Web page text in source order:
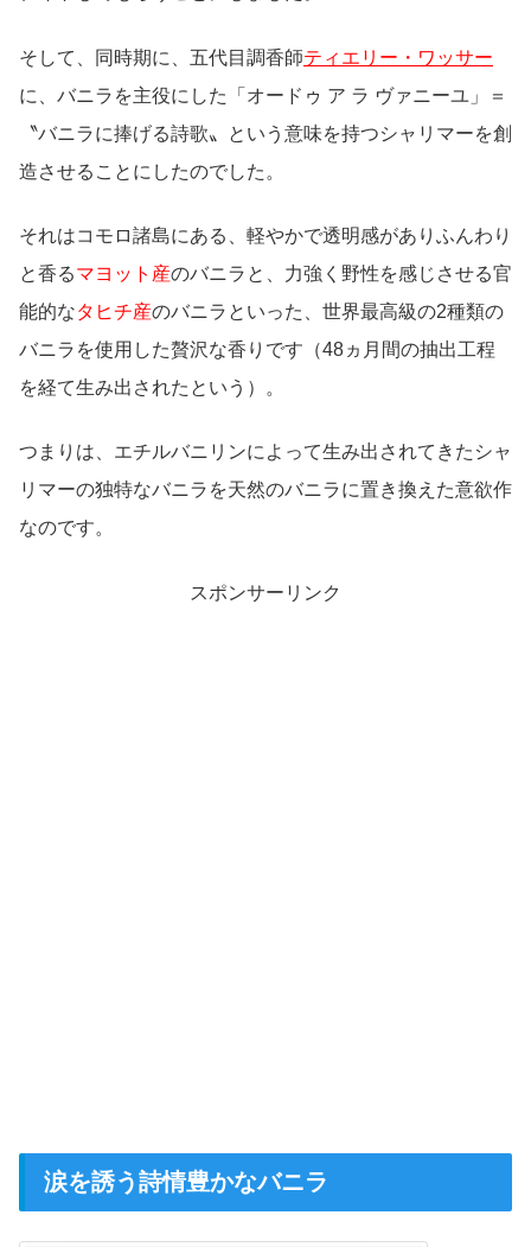
そして、同時期に、五代目調香師ティエリー・ワッサー
に、バニラを主役にした「オードゥ ア ラ ヴァニーユ」＝
〝バニラに捧げる詩歌〟という意味を持つシャリマーを創
造させることにしたのでした。
それはコモロ諸島にある、軽やかで透明感がありふんわり
と香るマヨット産のバニラと、力強く野性を感じさせる官
能的なタヒチ産のバニラといった、世界最高級の2種類の
バニラを使用した贅沢な香りです（48ヵ月間の抽出工程
を経て生み出されたという）。
つまりは、エチルバニリンによって生み出されてきたシャ
リマーの独特なバニラを天然のバニラに置き換えた意欲作
なのです。
スポンサーリンク
涙を誘う詩情豊かなバニラ